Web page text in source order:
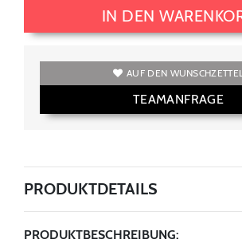
IN DEN
AUF DEN WUNSCHZETTEL
TEAMANFRAGE
PRODUKTDETAILS
PRODUKTBESCHREIBUNG: